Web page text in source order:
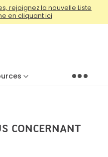
rejoignez la nouvelle Liste
en cliquant ici
Menu
CONCERNANT